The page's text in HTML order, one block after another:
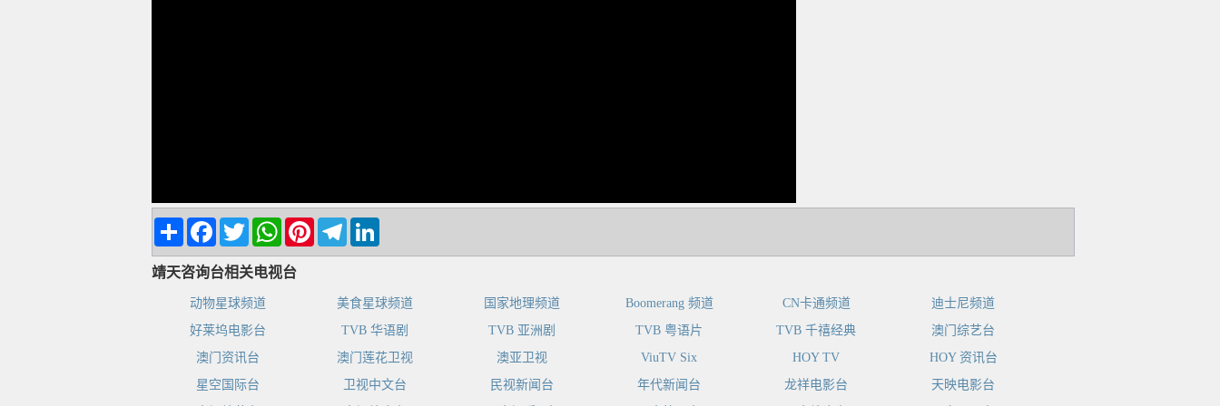
Share FacebookTwitter WhatsAppPinterest Telegram
靖天咨询台相关电视台
动物星球频道 美食星球频道 国家地理频道 Boomerang 频道 CN卡通频道
迪士尼频道
好莱坞电影台
TVB 华语剧 TVB 亚洲剧 TVB 粤语片 TVB 千禧经典
澳门综艺台
澳门资讯台
澳门莲花卫视 澳亚卫视 ViuTV Six HOY TV
HOY 资讯台
星空国际台
卫视中文台 民视新闻台 年代新闻台 龙祥电影台
天映电影台